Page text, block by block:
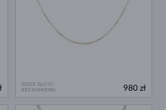
ŻÓŁTE ZŁOTO
BEZ KAMIENIA
980 zł